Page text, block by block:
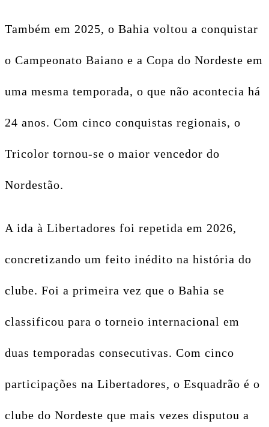
Também em 2025, o Bahia voltou a conquistar
o Campeonato Baiano e a Copa do Nordeste em
uma mesma temporada, o que não acontecia há
24 anos. Com cinco conquistas regionais, o
Tricolor tornou-se o maior vencedor do
Nordestão.
A ida à Libertadores foi repetida em 2026,
concretizando um feito inédito na história do
clube. Foi a primeira vez que o Bahia se
classificou para o torneio internacional em
duas temporadas consecutivas. Com cinco
participações na Libertadores, o Esquadrão é o
clube do Nordeste que mais vezes disputou a